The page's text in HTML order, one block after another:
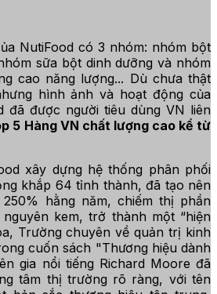
NutiFood có 3 nhóm: nhóm bột
sữa bột dinh dưỡng và nhóm
cao năng lượng... Dù chưa thật
hình ảnh và hoạt động của
đã được người tiêu dùng VN liên
5 Hàng VN chất lượng cao kể từ
xây dựng hệ thống phân phối
khắp 64 tỉnh thành, đã tạo nên
hằng năm, chiếm thị phần
kem, trở thành một “hiện
Trường chuyên về quản trị kinh
cuốn sách "Thương hiệu dành
gia nổi tiếng Richard Moore đã
tâm thị trường rõ ràng, với tên